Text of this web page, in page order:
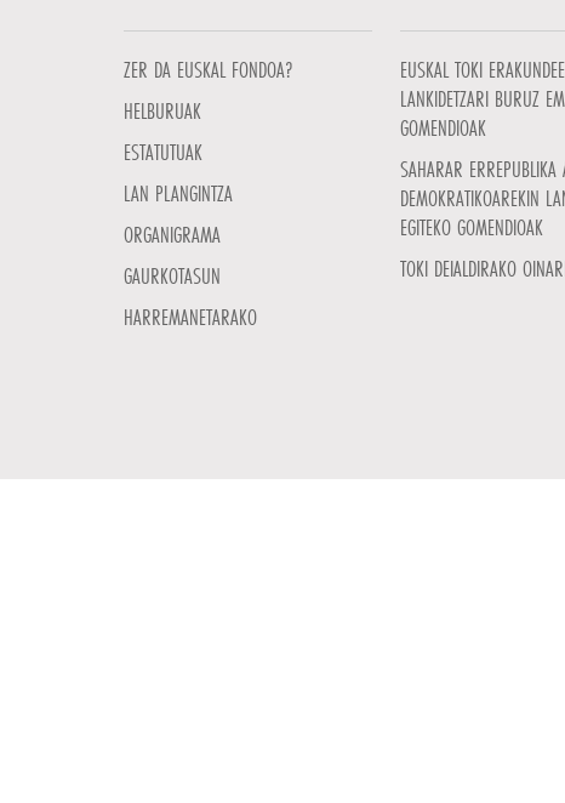
ZER DA EUSKAL FONDOA?
HELBURUAK
ESTATUTUAK
LAN PLANGINTZA
ORGANIGRAMA
GAURKOTASUN
HARREMANETARAKO
EUSKAL TOKI
LANKIDETZARI BURUZ
GOMENDIOAK
SAHARAR ERREPUBLIKA
DEMOKRATIKOAREKIN
EGITEKO GOMENDIOAK
TOKI DEIALDIRAKO